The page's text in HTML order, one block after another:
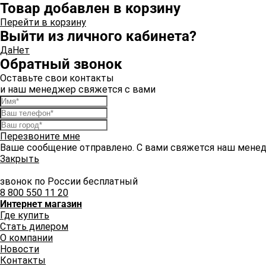
Товар добавлен в корзину
Перейти в корзину
Выйти из личного кабинета?
ДаНет
Обратный звонок
Оставьте свои контакты
и наш менеджер свяжется с вами
Перезвоните мне
Ваше сообщение отправлено. С вами свяжется наш
Закрыть
звонок по России бесплатный
8 800 550 11 20
Интернет магазин
Где купить
Стать дилером
О компании
Новости
Контакты